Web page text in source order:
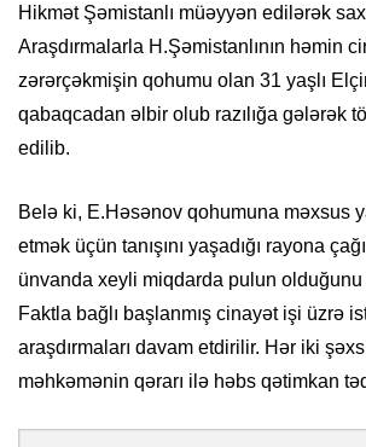
Hikmət Şəmistanlı müəyyən edilərək
Araşdırmalarla H.Şəmistanlının həmin
zərərçəkmişin qohumu olan 31 yaşlı
qabaqcadan əlbir olub razılığa gələrək
edilib.
Belə ki, E.Həsənov qohumuna məxsus
etmək üçün tanışını yaşadığı rayona
ünvanda xeyli miqdarda pulun
Faktla bağlı başlanmış cinayət işi üzrə
araşdırmaları davam etdirilir. Hər iki
məhkəmənin qərarı ilə həbs qətimkan